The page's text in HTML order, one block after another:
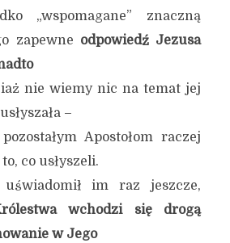
„wspomagane” znaczną
zapewne odpowiedź Jezusa
nie wiemy nic na temat jej
–
Apostołom raczej
co usłyszeli.
im raz jeszcze,
wchodzi się drogą
w Jego